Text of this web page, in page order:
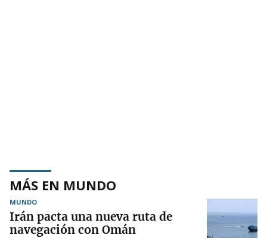
MÁS EN MUNDO
MUNDO
Irán pacta una nueva ruta de
navegación con Omán